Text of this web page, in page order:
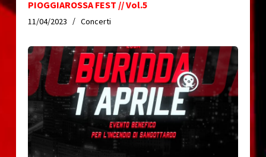
PIOGGIAROSSA FEST // Vol.5
11/04/2023 Concerti